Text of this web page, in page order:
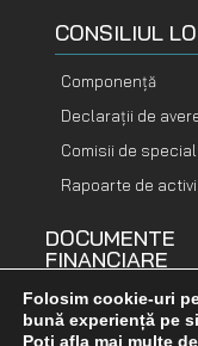
CONSILIUL
Componență
Declarații de
Comisii de
Rapoarte de
DOCUMENTE
FINANCIARE
Buget
Folosim cookie-uri
bună experiență pe
Poți afla mai multe